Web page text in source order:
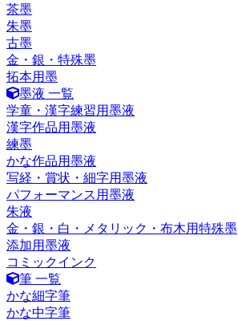
茶墨
朱墨
古墨
金・銀・特殊墨
拓本用墨
墨液 一覧
学童・漢字練習用墨液
漢字作品用墨液
練墨
かな作品用墨液
写経・賞状・細字用墨液
パフォーマンス用墨液
朱液
金・銀・白・メタリック・布木用特殊墨
添加用墨液
コミックインク
筆 一覧
かな細字筆
かな中字筆